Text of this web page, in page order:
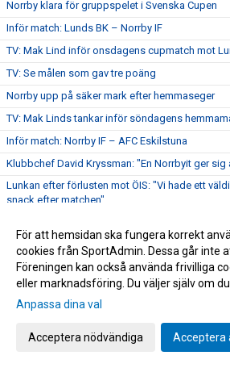
Norrby klara för gruppspelet i Svenska Cupen
Inför match: Lunds BK – Norrby IF
TV: Mak Lind inför onsdagens cupmatch mot
TV: Se målen som gav tre poäng
Norrby upp på säker mark efter hemmaseger
TV: Mak Linds tankar inför söndagens
Inför match: Norrby IF – AFC Eskilstuna
Klubbchef David Kryssman: "En Norrbyit ger sig
Lunkan efter förlusten mot ÖIS: "Vi hade ett
snack efter matchen"
Inför match: Örgryte IS – Norrby IF
Nära Norrby S02E06: "Deadline Day"
Datum och tider för omgång 25-30
Sen kvittering av Wede gav en poäng på Bravida
TV: Mak Linds tankar inför bortamötet med
För att hemsidan ska fungera korrekt
cookies från SportAdmin. Dessa går inte
Föreningen kan också använda frivilliga
eller marknadsföring. Du väljer själv om
Anpassa dina val
Acceptera nödvändiga Acceptera